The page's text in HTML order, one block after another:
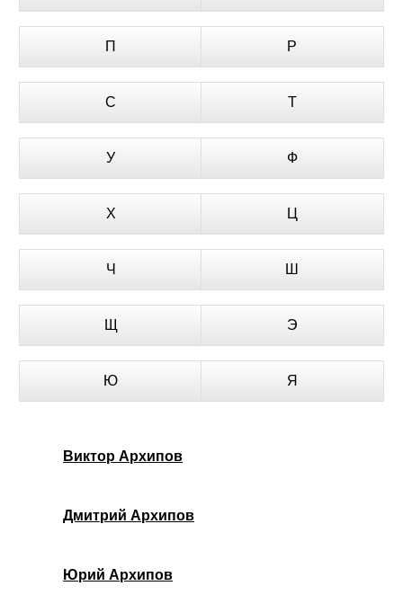
П Р
С Т
У Ф
Х Ц
Ч Ш
Щ Э
Ю Я
Виктор Архипов
Дмитрий Архипов
Юрий Архипов